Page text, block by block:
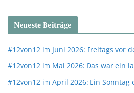
Neueste Beiträge
#12von12 im Juni 2026: Freitags vor
#12von12 im Mai 2026: Das war ein
#12von12 im April 2026: Ein Sonntag